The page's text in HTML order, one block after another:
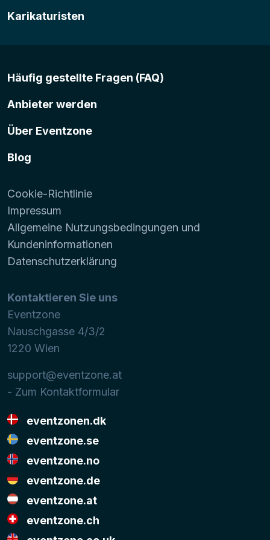
Karikaturisten
Häufig gestellte Fragen (FAQ)
Anbieter werden
Über Eventzone
Blog
Cookie-Richtlinie
Impressum
Allgemeine Nutzungsbedingungen und
Kundeninformationen
Datenschutzerklärung
Kontaktieren Sie uns
Eventzone
Nauschgasse 4/3/2
1220 Wien
support@eventzone.at
- Zum Kontaktformular
eventzonen.dk
eventzone.se
eventzone.no
eventzone.de
eventzone.at
eventzone.ch